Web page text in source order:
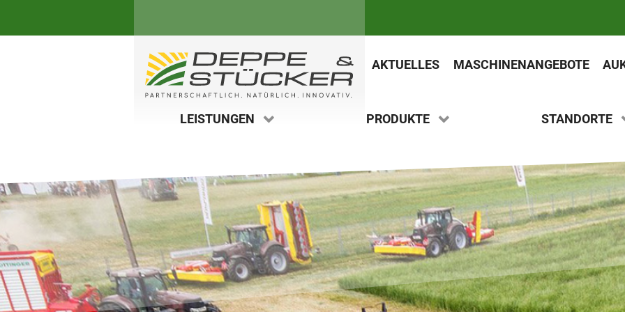
AKTUELLES MASCHINENANGEBOTE
LEISTUNGEN
KUNDENDIENST
SCHULUNGEN PRODUKTE
FORSTTECHNIK
STANDORTE
KÖLLEDA
ROSDORF